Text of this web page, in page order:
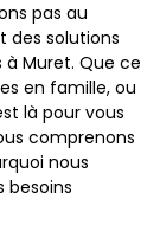
pas au
des solutions
Muret. Que ce
en famille, ou
là pour vous
comprenons
nous
besoins